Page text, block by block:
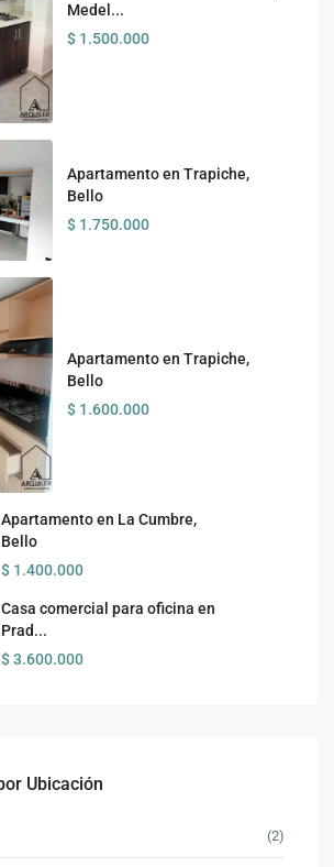
Medel...
$ 1.500.000
Apartamento en Trapiche,
Bello
$ 1.750.000
Apartamento en Trapiche,
Bello
$ 1.600.000
Apartamento en La Cumbre,
Bello
$ 1.400.000
Casa comercial para oficina en
Prad...
$ 3.600.000
Ubicación
(2)